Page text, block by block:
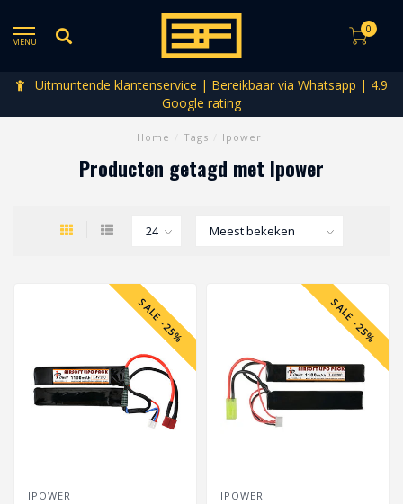
MENU
0
Uitmuntende klantenservice | Bereikbaar via Whatsapp | 4.9
Google rating
Home Tags Ipower
Producten getagd met Ipower
SALE -25%
IPOWER
SALE -25%
IPOWER